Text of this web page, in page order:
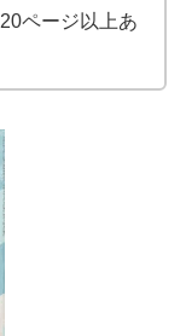
ページ以上あ